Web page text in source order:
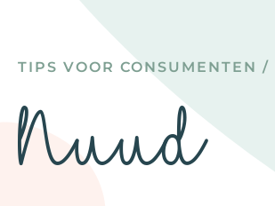
TIPS VOOR CONSUMENTEN /
Nuud